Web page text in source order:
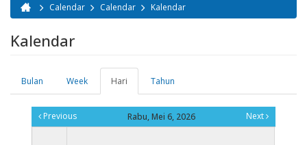
Anda di sini
Calendar Calendar Kalendar
Kalendar
Tab-tab utama
Bulan Week Hari
aktif)
Tahun
Previous Rabu, Mei 6, 2026 Next